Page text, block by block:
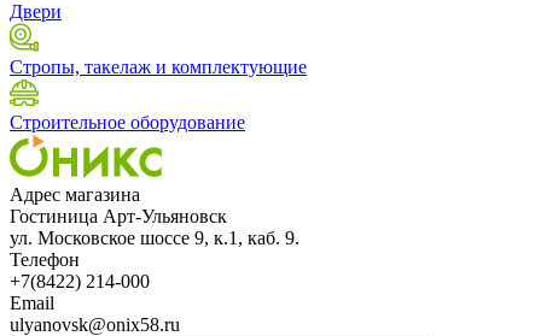
Двери
Стропы, такелаж и комплектующие
Строительное оборудование
Адрес магазина
Гостиница Арт-Ульяновск
ул. Московское шоссе 9, к.1, каб. 9.
Телефон
+7(8422) 214-000
Email
ulyanovsk@onix58.ru